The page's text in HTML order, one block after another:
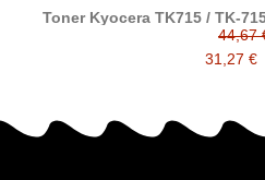
Toner Kyocera TK715 / TK-
44,67
31,27 €